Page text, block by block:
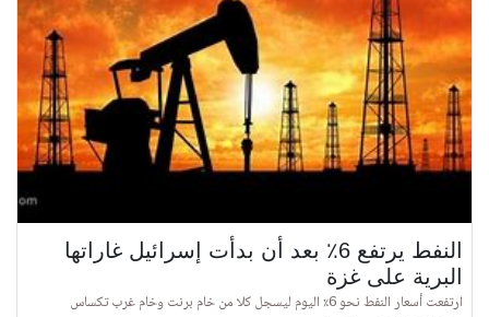
النفط يرتفع 6٪ بعد أن بدأت إسرائيل غاراتها
البرية على غزة
ارتفعت أسعار النفط نحو 6٪ اليوم ليسجل كلا من خام برنت وخام غرب تكساس